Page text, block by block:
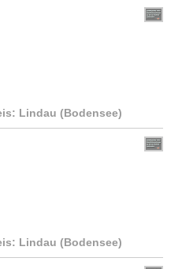
Lindau (Bodensee)
Lindau (Bodensee)